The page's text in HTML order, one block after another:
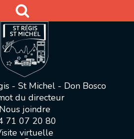
- St Michel - Don Bosco
du directeur
Nous joindre
71 07 20 80
virtuelle